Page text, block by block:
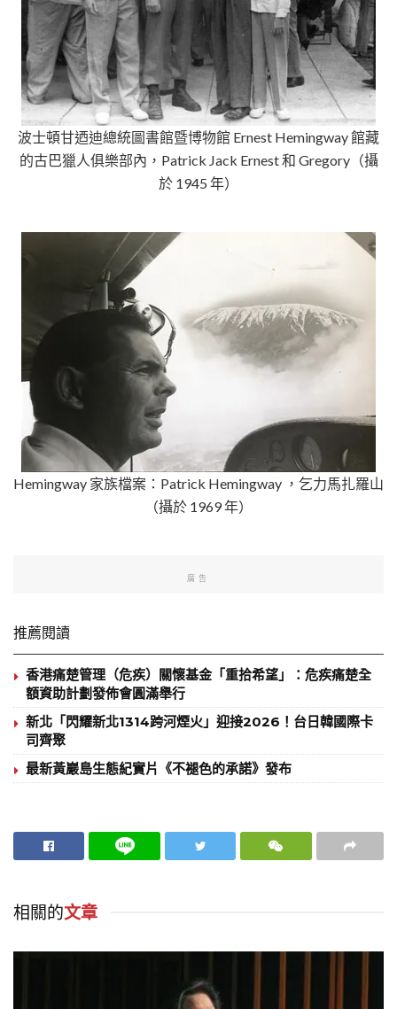
波士頓甘迺迪總統圖書館暨博物館 Ernest Hemingway 館藏
的古巴獵人俱樂部內，Patrick Jack Ernest 和 Gregory（攝
於 1945 年）
Hemingway 家族檔案：Patrick Hemingway ，乞力馬扎羅山
（攝於 1969 年）
廣告
推薦閱讀
香港痛楚管理（危疾）關懷基金「重拾希望」：危疾痛楚全
額資助計劃發佈會圓滿舉行
新北「閃耀新北1314跨河煙火」迎接2026！台日韓國際卡
司齊聚
最新黃巖島生態紀實片《不褪色的承諾》發布
相關的文章